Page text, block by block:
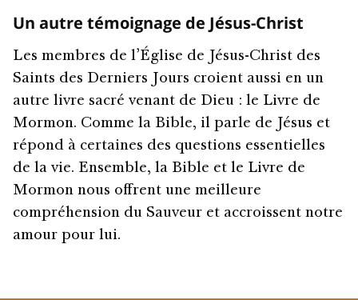
Un autre témoignage de Jésus-Christ
Les membres de l’Église de Jésus-Christ des
Saints des Derniers Jours croient aussi en un
autre livre sacré venant de Dieu : le Livre de
Mormon. Comme la Bible, il parle de Jésus et
répond à certaines des questions essentielles
de la vie. Ensemble, la Bible et le Livre de
Mormon nous offrent une meilleure
compréhension du Sauveur et accroissent notre
amour pour lui.